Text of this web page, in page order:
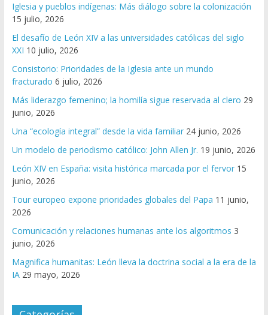
Iglesia y pueblos indígenas: Más diálogo sobre la colonización
15 julio, 2026
El desafío de León XIV a las universidades católicas del siglo
XXI 10 julio, 2026
Consistorio: Prioridades de la Iglesia ante un mundo
fracturado 6 julio, 2026
Más liderazgo femenino; la homilía sigue reservada al clero 29
junio, 2026
Una “ecología integral” desde la vida familiar 24 junio, 2026
Un modelo de periodismo católico: John Allen Jr. 19 junio, 2026
León XIV en España: visita histórica marcada por el fervor 15
junio, 2026
Tour europeo expone prioridades globales del Papa 11 junio,
2026
Comunicación y relaciones humanas ante los algoritmos 3
junio, 2026
Magnifica humanitas: León lleva la doctrina social a la era de la
IA 29 mayo, 2026